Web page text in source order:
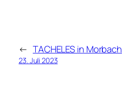
← TACHELES in Morbach
23. Juli 2023